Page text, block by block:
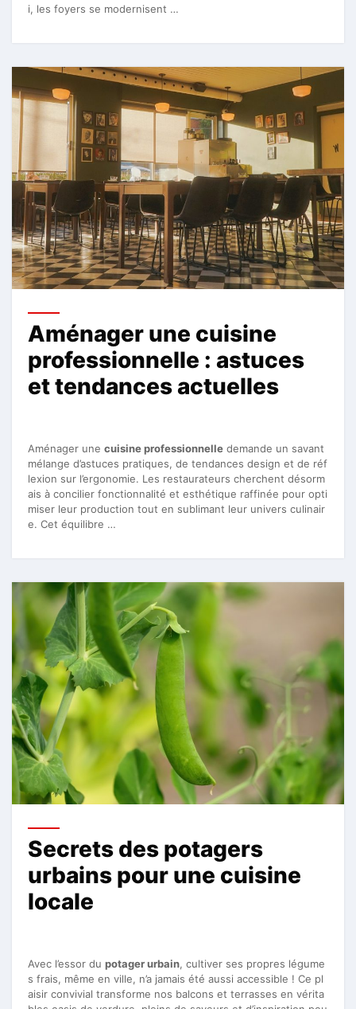
i, les foyers se modernisent …
Aménager une cuisine
professionnelle : astuces
et tendances actuelles
Aménager une cuisine professionnelle demande un savant
mélange d’astuces pratiques, de tendances design et de réf
lexion sur l’ergonomie. Les restaurateurs cherchent désorm
ais à concilier fonctionnalité et esthétique raffinée pour opti
miser leur production tout en sublimant leur univers culinair
e. Cet équilibre …
Secrets des potagers
urbains pour une cuisine
locale
Avec l’essor du potager urbain, cultiver ses propres légume
s frais, même en ville, n’a jamais été aussi accessible ! Ce pl
aisir convivial transforme nos balcons et terrasses en vérita